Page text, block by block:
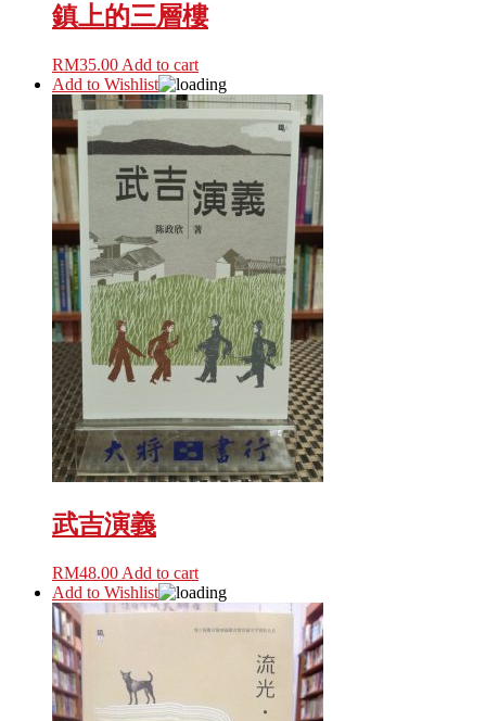
鎮上的三層樓
RM35.00 Add to cart
Add to Wishlist
武吉演義
RM48.00 Add to cart
Add to Wishlist